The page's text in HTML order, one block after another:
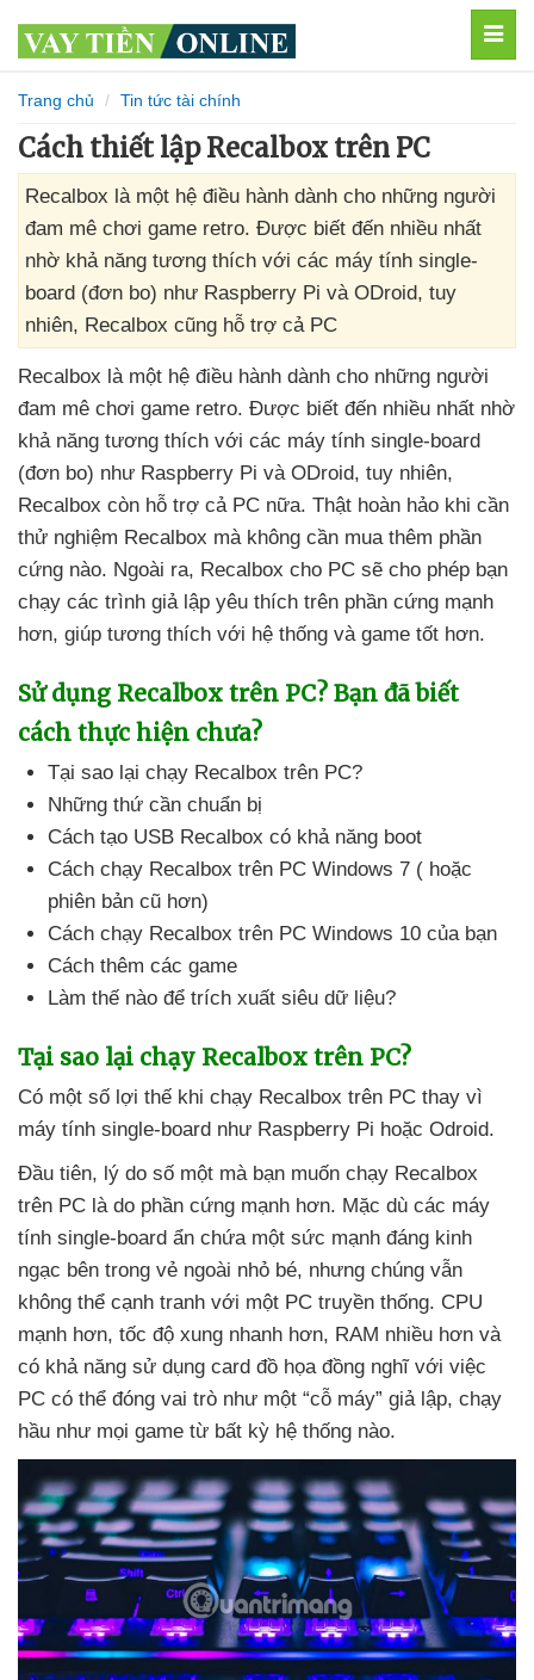
Trang chủ Tin tức tài chính
Cách thiết lập Recalbox trên PC
Recalbox là một hệ điều hành dành cho những người
đam mê chơi game retro. Được biết đến nhiều nhất
nhờ khả năng tương thích với các máy tính single-
board (đơn bo) như Raspberry Pi và ODroid, tuy
nhiên, Recalbox cũng hỗ trợ cả PC
Recalbox là một hệ điều hành dành cho những người
đam mê chơi game retro. Được biết đến nhiều nhất nhờ
khả năng tương thích với các máy tính single-board
(đơn bo) như Raspberry Pi và ODroid, tuy nhiên,
Recalbox còn hỗ trợ cả PC nữa. Thật hoàn hảo khi cần
thử nghiệm Recalbox mà không cần mua thêm phần
cứng nào. Ngoài ra, Recalbox cho PC sẽ cho phép bạn
chạy các trình giả lập yêu thích trên phần cứng mạnh
hơn, giúp tương thích với hệ thống và game tốt hơn.
Sử dụng Recalbox trên PC? Bạn đã biết
cách thực hiện chưa?
Tại sao lại chạy Recalbox trên PC?
Những thứ cần chuẩn bị
Cách tạo USB Recalbox có khả năng boot
Cách chạy Recalbox trên PC Windows 7 ( hoặc
phiên bản cũ hơn)
Cách chạy Recalbox trên PC Windows 10 của bạn
Cách thêm các game
Làm thế nào để trích xuất siêu dữ liệu?
Tại sao lại chạy Recalbox trên PC?
Có một số lợi thế khi chạy Recalbox trên PC thay vì
máy tính single-board như Raspberry Pi hoặc Odroid.
Đầu tiên, lý do số một mà bạn muốn chạy Recalbox
trên PC là do phần cứng mạnh hơn. Mặc dù các máy
tính single-board ẩn chứa một sức mạnh đáng kinh
ngạc bên trong vẻ ngoài nhỏ bé, nhưng chúng vẫn
không thể cạnh tranh với một PC truyền thống. CPU
mạnh hơn, tốc độ xung nhanh hơn, RAM nhiều hơn và
có khả năng sử dụng card đồ họa đồng nghĩ với việc
PC có thể đóng vai trò như một “cỗ máy” giả lập, chạy
hầu như mọi game từ bất kỳ hệ thống nào.